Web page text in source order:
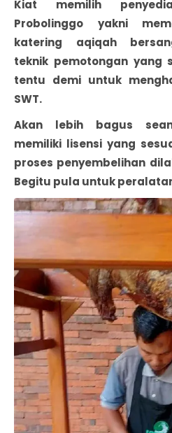
Kiat memilih
Probolinggo yakni
katering aqiqah
teknik pemotongan yang
tentu demi untuk
SWT.
Akan lebih bagus
memiliki lisensi yang
proses penyembelihan
Begitu pula untuk